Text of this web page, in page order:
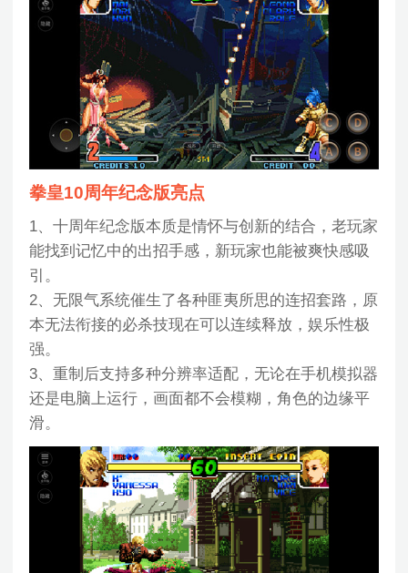
拳皇10周年纪念版亮点
1、十周年纪念版本质是情怀与创新的结合，老玩家
能找到记忆中的出招手感，新玩家也能被爽快感吸
引。
2、无限气系统催生了各种匪夷所思的连招套路，原
本无法衔接的必杀技现在可以连续释放，娱乐性极
强。
3、重制后支持多种分辨率适配，无论在手机模拟器
还是电脑上运行，画面都不会模糊，角色的边缘平
滑。